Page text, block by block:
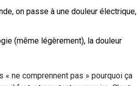
on passe à une douleur électrique,
(même légèrement), la douleur
ne comprennent pas » pourquoi ça